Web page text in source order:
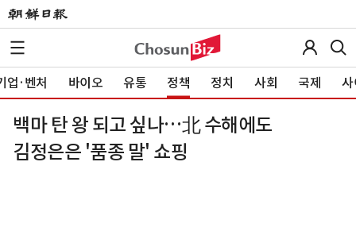
업·벤처 바이오 유통 정책 정치 사회 국제 사
백마 탄 왕 되고 싶나…北 수해에도
김정은은 '품종 말' 쇼핑